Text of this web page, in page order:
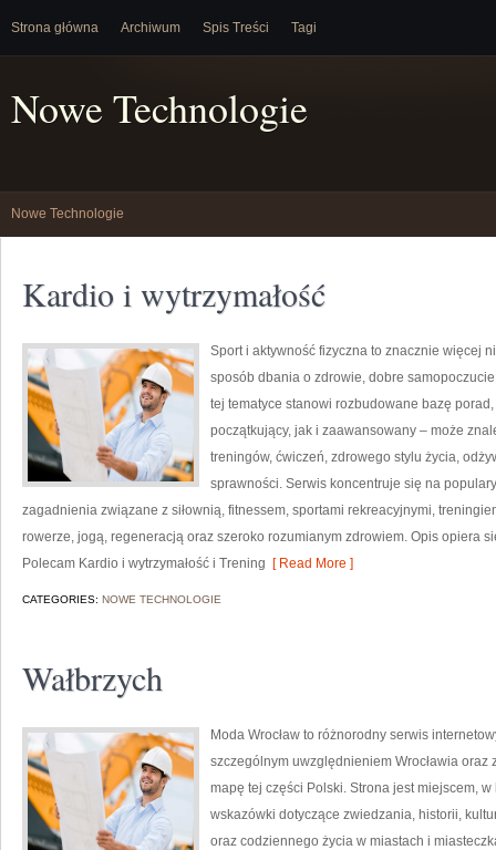
Strona główna Archiwum Spis Treści Tagi
Nowe Technologie
Nowe Technologie
Kardio i wytrzymałość
Sport i aktywność fizyczna to znacznie więcej
sposób dbania o zdrowie, dobre
tej tematyce stanowi rozbudowane bazę
początkujący, jak i zaawansowany – może
treningów, ćwiczeń, zdrowego stylu życia,
sprawności. Serwis koncentruje się na
zagadnienia związane z siłownią, fitnessem, sportami rekreacyjnymi,
rowerze, jogą, regeneracją oraz szeroko rozumianym zdrowiem. Opis opiera
Polecam Kardio i wytrzymałość i Trening [ Read More ]
CATEGORIES: NOWE TECHNOLOGIE
Wałbrzych
Moda Wrocław to różnorodny serwis
szczególnym uwzględnieniem Wrocławia
mapę tej części Polski. Strona jest miejscem,
wskazówki dotyczące zwiedzania, historii,
oraz codziennego życia w miastach i